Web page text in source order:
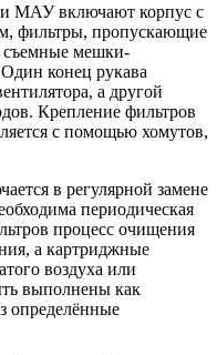
МАУ включают корпус с
фильтры, пропускающие
съемные мешки-
конец рукава
а другой
Крепление фильтров
с помощью хомутов,
в регулярной замене
периодическая
процесс очищения
а картриджные
воздуха или
выполнены как
определённые